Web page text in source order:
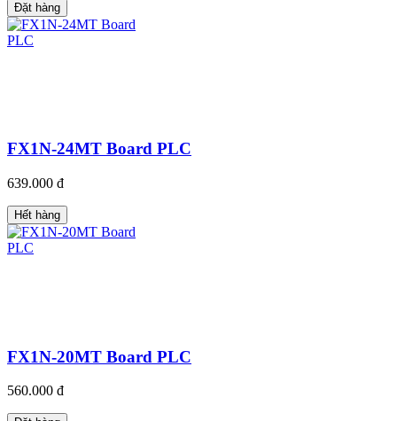
Đặt hàng
FX1N-24MT Board PLC
639.000 đ
Hết hàng
FX1N-20MT Board PLC
560.000 đ